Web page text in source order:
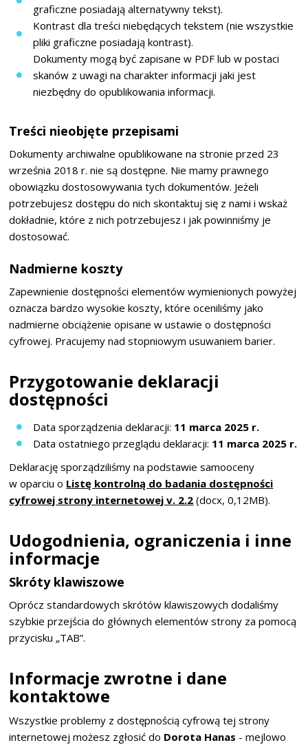
graficzne posiadają alternatywny tekst).
Kontrast dla treści niebędących tekstem (nie wszystkie
pliki graficzne posiadają kontrast).
Dokumenty mogą być zapisane w PDF lub w postaci
skanów z uwagi na charakter informacji jaki jest
niezbędny do opublikowania informacji.
Treści nieobjęte przepisami
Dokumenty archiwalne opublikowane na stronie przed 23
września 2018 r. nie są dostępne. Nie mamy prawnego
obowiązku dostosowywania tych dokumentów. Jeżeli
potrzebujesz dostępu do nich skontaktuj się z nami i wskaż
dokładnie, które z nich potrzebujesz i jak powinniśmy je
dostosować.
Nadmierne koszty
Zapewnienie dostępności elementów wymienionych powyżej
oznacza bardzo wysokie koszty, które oceniliśmy jako
nadmierne obciążenie opisane w ustawie o dostępności
cyfrowej. Pracujemy nad stopniowym usuwaniem barier.
Przygotowanie deklaracji
dostępności
Data sporządzenia deklaracji: 11 marca 2025 r.
Data ostatniego przeglądu deklaracji: 11 marca 2025 r.
Deklarację sporządziliśmy na podstawie samooceny
w oparciu o Listę kontrolną do badania dostępności
cyfrowej strony internetowej v. 2.2 (docx, 0,12MB).
Udogodnienia, ograniczenia i inne
informacje
Skróty klawiszowe
Oprócz standardowych skrótów klawiszowych dodaliśmy
szybkie przejścia do głównych elementów strony za pomocą
przycisku „TAB”.
Informacje zwrotne i dane
kontaktowe
Wszystkie problemy z dostępnością cyfrową tej strony
internetowej możesz zgłosić do Dorota Hanas - mejlowo